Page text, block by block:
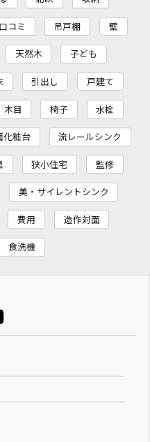
口コミ 吊戸棚 壁
天然木 子ども
引出し 戸建て
木目 椅子 水栓
化粧台 流レールシンク
狭小住宅 監修
美・サイレントシンク
費用 造作対面
食洗機